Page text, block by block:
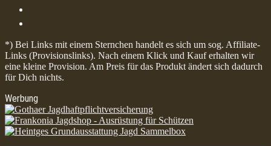
*) Bei Links mit einem Sternchen handelt es sich um sog. Affiliate-
Links (Provisionslinks). Nach einem Klick und Kauf erhalten wir
eine kleine Provision. Am Preis für das Produkt ändert sich dadurch
für Dich nichts.
Werbung